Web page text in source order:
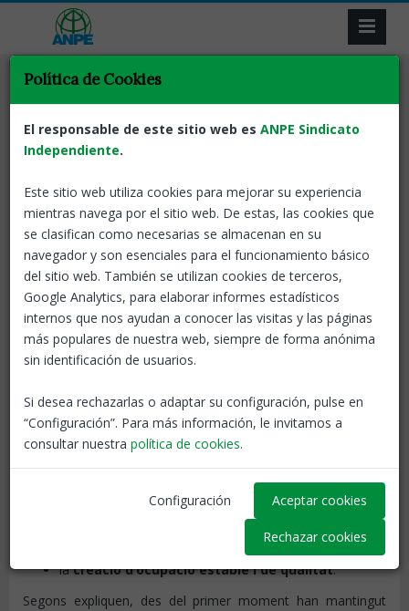
ANPE reclama unitat
sindical
27 Oct, 2025 ANPE-Catalunya
Barcelona, 27 d’octubre de 2025— Els sindicats
ANPE i ASINPREhan expressat el seu malestar per la
manera com s’ha gestionat la convocatòria de la
concentració de docents prevista per al 15 de
novembre a la plaça Urquinaona , organitzada per les
entitats presents a la Mesa Sectorial.
convocatòria s’hagi incorporat un nou sindicat, però
lamenten que
continïn excloent altres organitzacions
com les seves, tot icompartir plenament les
reivindicacions de fons , com ara:
recuperació del poder adquisitiuperdut,
millora de les condicions laborals
del personal
lacreació d’ocupació estable i de qualitat.
Segons expliquen, des del primer moment han mantingut
Política de Cookies
El responsable de este sitio web es ANPE Sindicato
Independiente.
Este sitio web utiliza cookies para mejorar su experiencia
mientras navega por el sitio web. De estas, las cookies que
se clasifican como necesarias se almacenan en su
navegador y son esenciales para el funcionamiento básico
del sitio web. También se utilizan cookies de terceros,
Google Analytics, para elaborar informes estadísticos
internos que nos ayudan a conocer las visitas y las páginas
más populares de nuestra web, siempre de forma anónima
sin identificación de usuarios.
Si desea rechazarlas o adaptar su configuración, pulse en
“Configuración”. Para más información, le invitamos a
consultar nuestra política de cookies.
Configuración Aceptar cookies
Rechazar cookies